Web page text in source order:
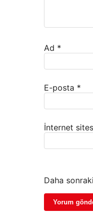
Ad *
E-posta *
İnternet
Daha